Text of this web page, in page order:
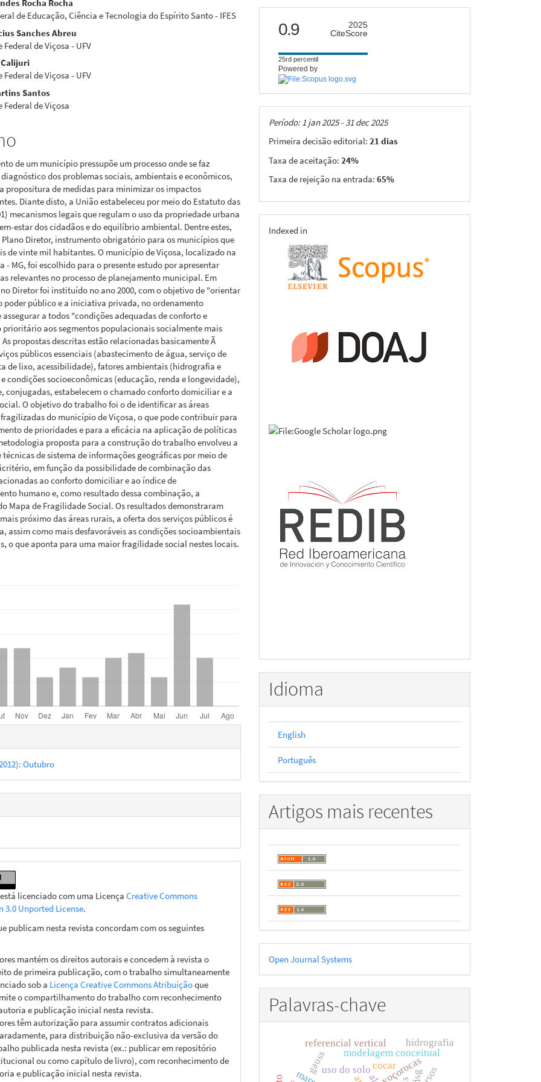
Rocha Rocha
de Educação, Ciência e Tecnologia do Espírito Santo - IFES
Sanches Abreu
de Viçosa - UFV
de Viçosa - UFV
Santos
Federal de Viçosa
de um município pressupõe um processo onde se faz
diagnóstico dos problemas sociais, ambientais e econômicos,
propositura de medidas para minimizar os impactos
Diante disto, a União estabeleceu por meio do Estatuto das
mecanismos legais que regulam o uso da propriedade urbana
estar dos cidadãos e do equilíbrio ambiental. Dentre estes,
Plano Diretor, instrumento obrigatório para os municípios que
de vinte mil habitantes. O município de Viçosa, localizado na
- MG, foi escolhido para o presente estudo por apresentar
relevantes no processo de planejamento municipal. Em
Diretor foi instituído no ano 2000, com o objetivo de "orientar
poder público e a iniciativa privada, no ordenamento
a todos "condições adequadas de conforto e
aos segmentos populacionais socialmente mais
propostas descritas estão relacionadas basicamente Ã
públicos essenciais (abastecimento de água, serviço de
de lixo, acessibilidade), fatores ambientais (hidrografia e
condições socioeconômicas (educação, renda e longevidade),
conjugadas, estabelecem o chamado conforto domiciliar e a
O objetivo do trabalho foi o de identificar as áreas
do município de Viçosa, o que pode contribuir para
de prioridades e para a eficácia na aplicação de políticas
proposta para a construção do trabalho envolveu a
de sistema de informações geográficas por meio de
em função da possibilidade de combinação das
ao conforto domiciliar e ao índice de
humano e, como resultado dessa combinação, a
Mapa de Fragilidade Social. Os resultados demonstraram
próximo das áreas rurais, a oferta dos serviços públicos é
assim como mais desfavoráveis as condições socioambientais
o que aponta para uma maior fragilidade social nestes locais.
Outubro
licenciado com uma LicençaCreative Commons
3.0 Unported License.
publicam nesta revista concordam com os seguintes
mantém os direitos autorais e concedem à revista o
de primeira publicação, com o trabalho simultaneamente
sob a Licença Creative Commons Atribuiçãoque
o compartilhamento do trabalho com reconhecimento
e publicação inicial nesta revista.
têm autorização para assumir contratos adicionais
para distribuição não-exclusiva da versão do
publicada nesta revista (ex.: publicar em repositório
ou como capítulo de livro), com reconhecimento de
e publicação inicial nesta revista.
citescore
0.9
2025
CiteScore
25rd percentil
Powered by
Taxas
Período: 1 jan 2025 - 31 dec 2025
Primeira decisão editorial: 21 dias
Taxa de aceitação: 24%
Taxa de rejeição na entrada: 65%
indexing
Indexed in
Idioma
English
Português
Artigos mais recentes
Desenvolvido
por
Open Journal Systems
Palavras-chave
voçorocas
uso do solo
modelagem conceitual
referencial vertical hidrografia
cocar
dsg
gauss